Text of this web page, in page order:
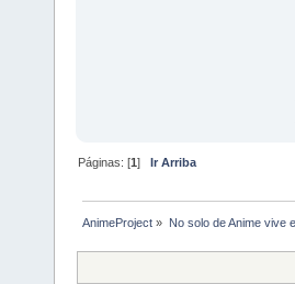
Páginas: [1] Ir Arriba
AnimeProject » No solo de Anime vive